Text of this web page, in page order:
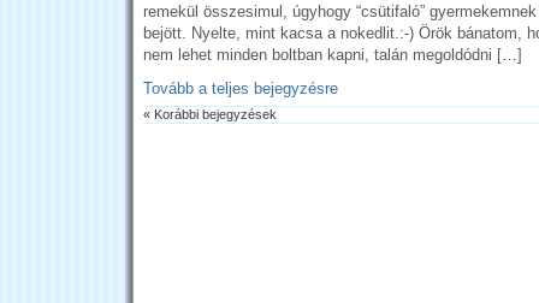
remekül összesimul, úgyhogy “csütifaló”
bejött. Nyelte, mint kacsa a nokedlit.:-) Örök bánatom,
nem lehet minden boltban kapni, talán megoldódni […]
Tovább a teljes bejegyzésre
« Korábbi bejegyzések